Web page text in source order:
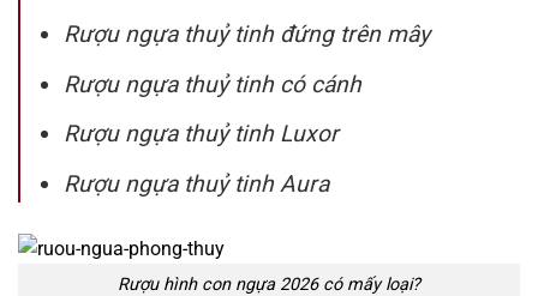
Rượu ngựa thuỷ tinh đứng trên mây
Rượu ngựa thuỷ tinh có cánh
Rượu ngựa thuỷ tinh Luxor
Rượu ngựa thuỷ tinh Aura
Rượu hình con ngựa 2026 có mấy loại?